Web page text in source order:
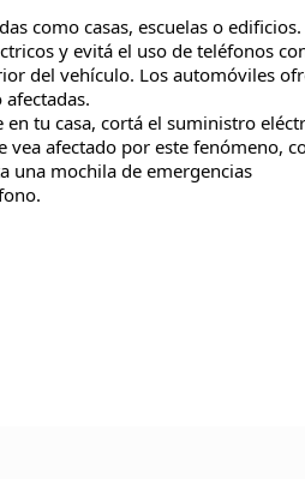
como casas, escuelas o edificios.
y evitá el uso de teléfonos
del vehículo. Los automóviles
tu casa, cortá el suministro
vea afectado por este fenómeno,
una mochila de emergencias